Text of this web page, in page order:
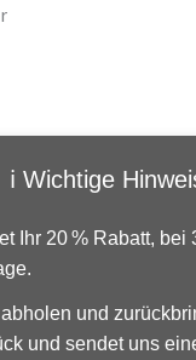
ℹ️ Wichtige
Ihr 20 % Rabatt,
und
und sendet uns